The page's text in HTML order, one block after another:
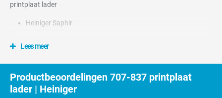
printplaat lader
Heiniger Saphir
Lees meer
Productbeoordelingen 707-837 printplaat
lader | Heiniger